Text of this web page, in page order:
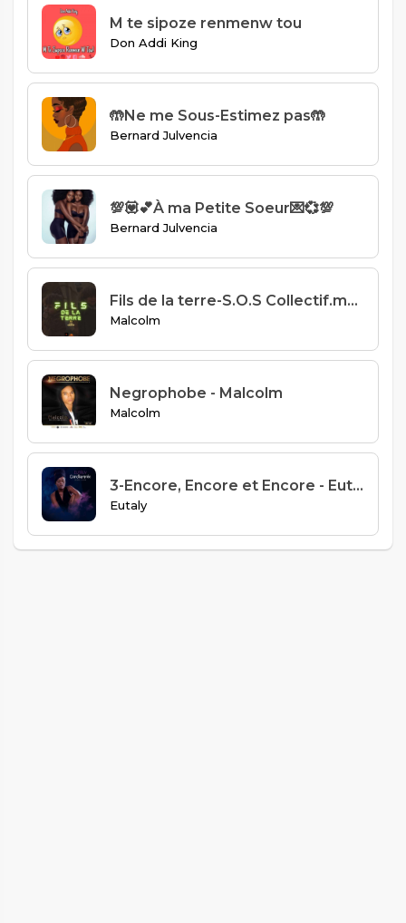
M te sipoze renmenw tou
Don Addi King
🤲Ne me Sous-Estimez pas🤲
Bernard Julvencia
💯💟💕À ma Petite Soeur💌💞💯
Bernard Julvencia
Fils de la terre-S.O.S Collectif.mp3
Malcolm
Negrophobe - Malcolm
Malcolm
3-Encore, Encore et Encore - Eutaly
Eutaly